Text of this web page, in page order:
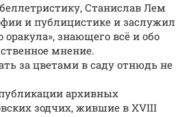
Станислав Лем
и публицистике и заслужил
оракула», знающего всё и обо
мнение.
за цветами в саду отнюдь не
архивных
зодчих, жившие в XVIII